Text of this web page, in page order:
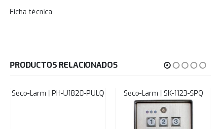
Ficha técnica
PRODUCTOS RELACIONADOS
Seco-Larm | PH-U1820-PULQ Seco-Larm | SK-1123-SPQ